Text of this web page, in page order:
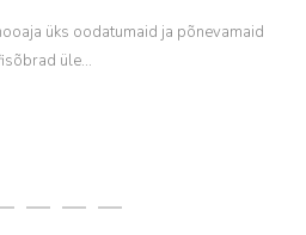
üks oodatumaid ja põnevamaid
üle...